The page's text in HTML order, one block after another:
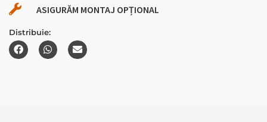
ASIGURĂM MONTAJ OPȚIONAL
Distribuie: